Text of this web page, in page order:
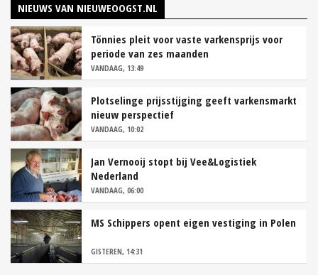
NIEUWS VAN NIEUWEOOGST.NL
Tönnies pleit voor vaste varkensprijs voor
periode van zes maanden
VANDAAG, 13:49
Plotselinge prijsstijging geeft varkensmarkt
nieuw perspectief
VANDAAG, 10:02
Jan Vernooij stopt bij Vee&Logistiek
Nederland
VANDAAG, 06:00
MS Schippers opent eigen vestiging in Polen
GISTEREN, 14:31